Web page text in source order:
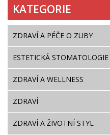
KATEGORIE
ZDRAVÍ A PÉČE O ZUBY
ESTETICKÁ STOMATOLOGIE
ZDRAVÍ A WELLNESS
ZDRAVÍ
ZDRAVÍ A ŽIVOTNÍ STYL